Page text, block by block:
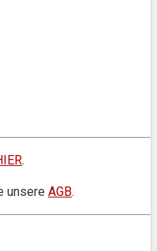
.
unsere AGB.